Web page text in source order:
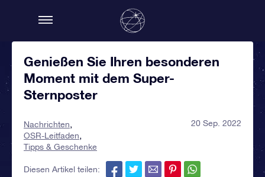
Genießen Sie Ihren besonderen
Moment mit dem Super-
Sternposter
Nachrichten
OSR-Leitfaden
Tipps & Geschenke
20 Sep. 2022
Diesen Artikel teilen: